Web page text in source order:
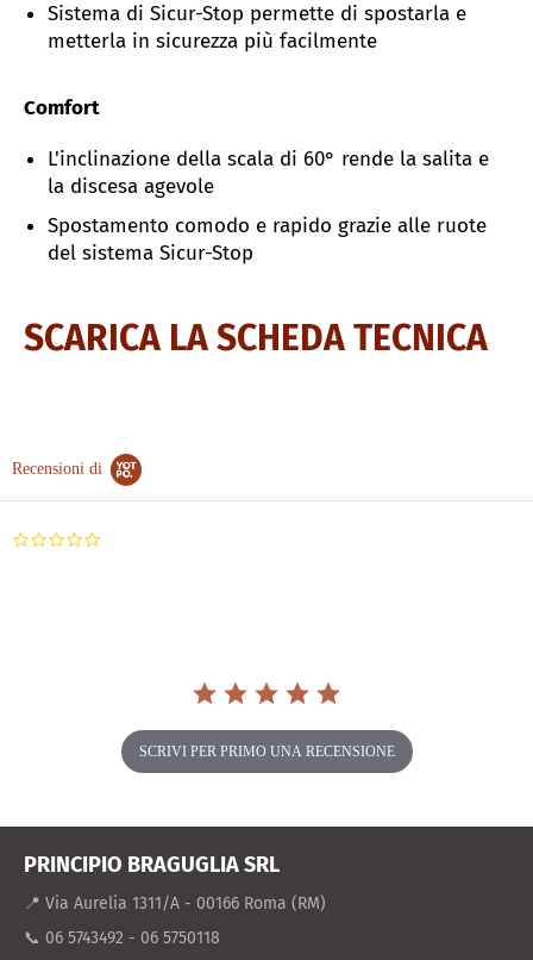
Sistema di Sicur-Stop permette di spostarla e
metterla in sicurezza più facilmente
Comfort
L'inclinazione della scala di 60° rende la salita e
la discesa agevole
Spostamento comodo e rapido grazie alle ruote
del sistema Sicur-Stop
SCARICA LA SCHEDA TECNICA
Recensioni di
SCRIVI PER PRIMO UNA RECENSIONE
PRINCIPIO BRAGUGLIA SRL
📍 Via Aurelia 1311/A - 00166 Roma (RM)
📞 06 5743492 - 06 5750118